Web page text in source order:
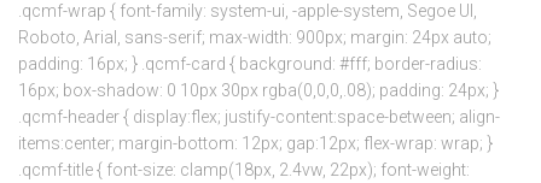
.qcmf-wrap { font-family: system-ui, -apple-system, Segoe UI,
Roboto, Arial, sans-serif; max-width: 900px; margin: 24px auto;
padding: 16px; } .qcmf-card { background: #fff; border-radius:
16px; box-shadow: 0 10px 30px rgba(0,0,0,.08); padding: 24px; }
.qcmf-header { display:flex; justify-content:space-between; align-
items:center; margin-bottom: 12px; gap:12px; flex-wrap: wrap; }
.qcmf-title { font-size: clamp(18px, 2.4vw, 22px); font-weight: